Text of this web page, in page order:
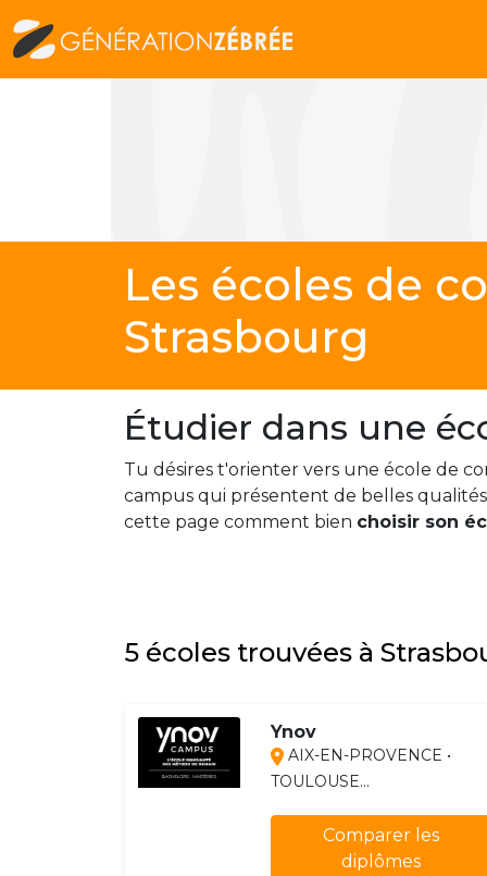
Les écoles de
Strasbourg
Étudier dans une
Tu désires t'orienter vers une école de
campus qui présentent de belles
cette page comment bien choisir son
5 écoles trouvées à
Ynov
AIX-EN-PROVENCE •
TOULOUSE...
Comparer les
diplômes